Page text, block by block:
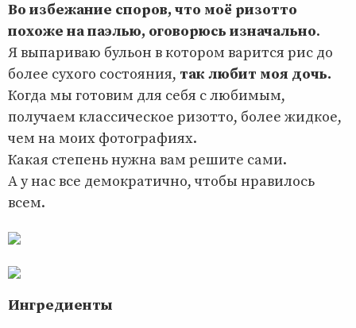
Во избежание споров, что моё ризотто
похоже на паэлью, оговорюсь изначально.
Я выпариваю бульон в котором варится рис до
более сухого состояния, так любит моя дочь.
Когда мы готовим для себя с любимым,
получаем классическое ризотто, более жидкое,
чем на моих фотографиях.
Какая степень нужна вам решите сами.
А у нас все демократично, чтобы нравилось
всем.
Ингредиенты